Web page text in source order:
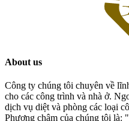
About us
Công ty chúng tôi chuyên về
cho các công trình và nhà ở.
dịch vụ diệt và phòng các loại
Phương châm của chúng tôi là: